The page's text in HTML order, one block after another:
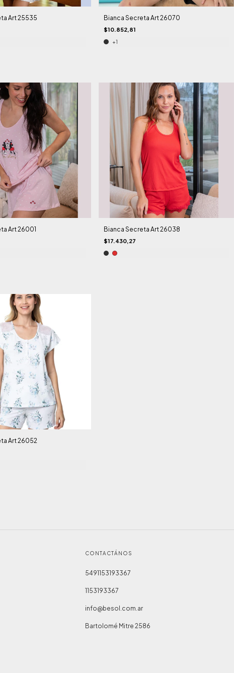
Art 25535 Bianca Secreta Art 26070
$10.852,81
+1
Art 26001 Bianca Secreta Art 26038
$17.430,27
Art 26052
CONTACTÁNOS
5491153193367
1153193367
info@besol.com.ar
Bartolomé Mitre 2586